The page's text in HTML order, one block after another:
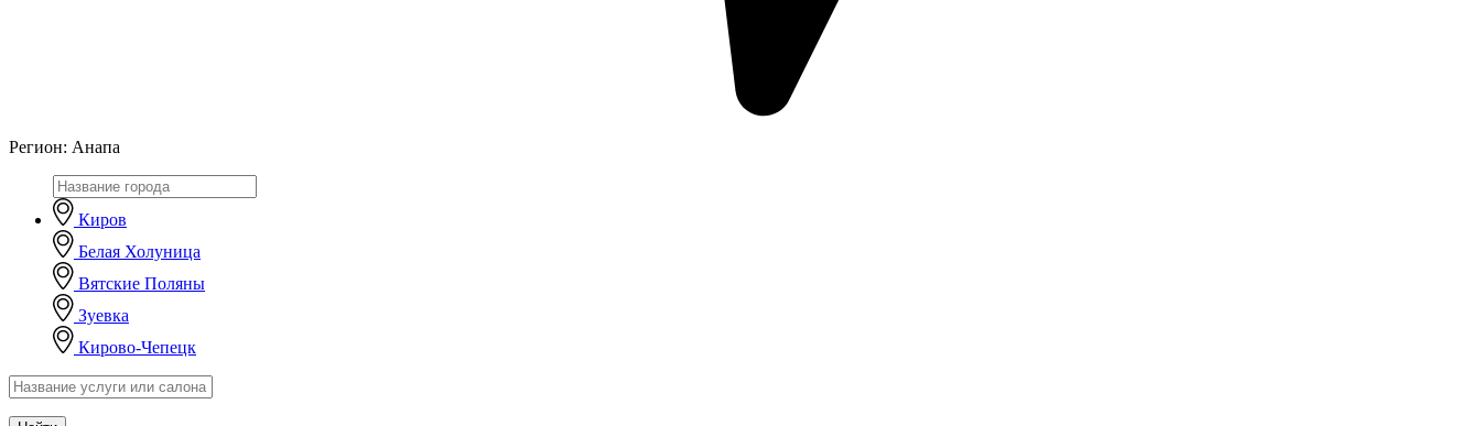
Регион: Анапа
Киров
Белая Холуница
Вятские Поляны
Зуевка
Кирово-Чепецк